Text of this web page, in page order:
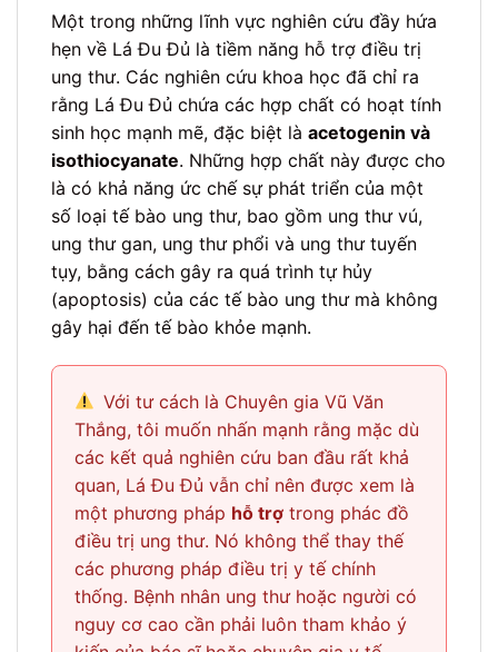
Một trong những lĩnh vực nghiên cứu đầy hứa
hẹn về Lá Đu Đủ là tiềm năng hỗ trợ điều trị
ung thư. Các nghiên cứu khoa học đã chỉ ra
rằng Lá Đu Đủ chứa các hợp chất có hoạt tính
sinh học mạnh mẽ, đặc biệt là acetogenin và
isothiocyanate. Những hợp chất này được cho
là có khả năng ức chế sự phát triển của một
số loại tế bào ung thư, bao gồm ung thư vú,
ung thư gan, ung thư phổi và ung thư tuyến
tụy, bằng cách gây ra quá trình tự hủy
(apoptosis) của các tế bào ung thư mà không
gây hại đến tế bào khỏe mạnh.
Với tư cách là Chuyên gia Vũ Văn
Thắng, tôi muốn nhấn mạnh rằng mặc dù
các kết quả nghiên cứu ban đầu rất khả
quan, Lá Đu Đủ vẫn chỉ nên được xem là
một phương pháp hỗ trợ trong phác đồ
điều trị ung thư. Nó không thể thay thế
các phương pháp điều trị y tế chính
thống. Bệnh nhân ung thư hoặc người có
nguy cơ cao cần phải luôn tham khảo ý